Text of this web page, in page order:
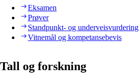
Eksamen
Prøver
Standpunkt- og underveisvurdering
Vitnemål og kompetansebevis
Tall og forskning